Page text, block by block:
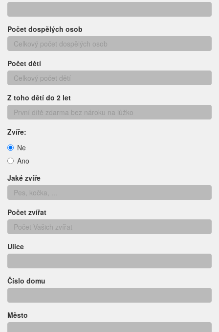
Počet dospělých osob
Počet dětí
Z toho dětí do 2 let
Zvíře:
Ne
Ano
Jaké zvíře
Počet zvířat
Ulice
Číslo domu
Město